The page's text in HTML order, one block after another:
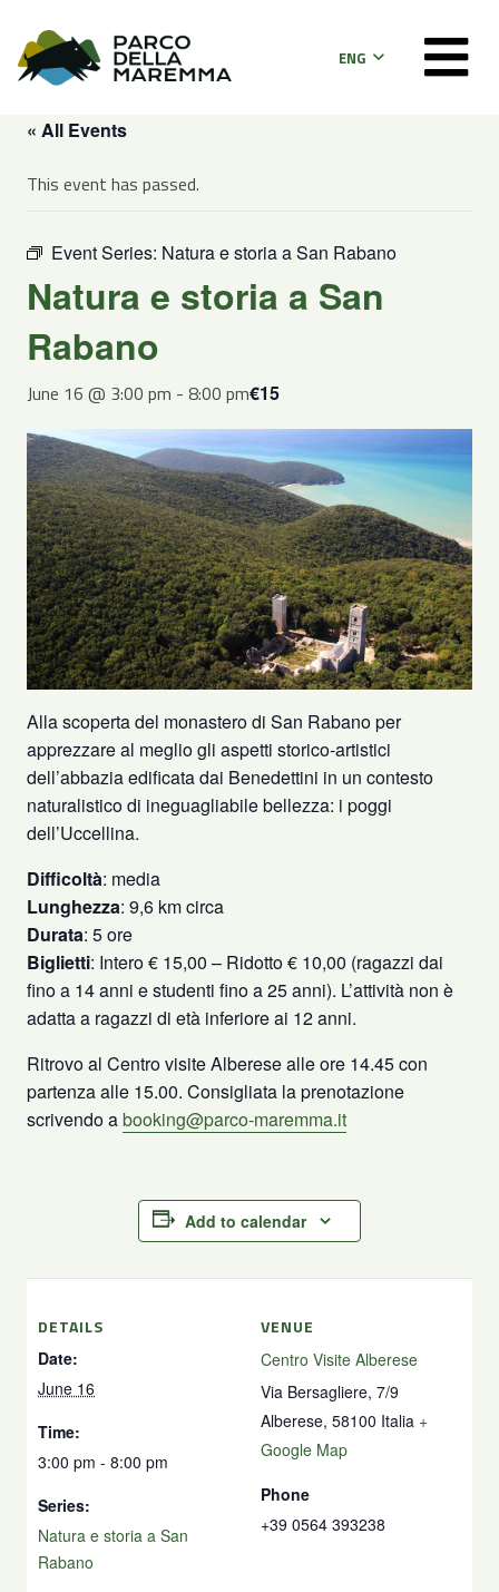
ENG
« All Events
This event has passed.
Event Series: Natura e storia a San Rabano
Natura e storia a San
Rabano
June 16 @ 3:00 pm - 8:00 pm€15
Alla scoperta del monastero di San Rabano per
apprezzare al meglio gli aspetti storico-artistici
dell’abbazia edificata dai Benedettini in un contesto
naturalistico di ineguagliabile bellezza: i poggi
dell’Uccellina.
Difficoltà: media
Lunghezza: 9,6 km circa
Durata: 5 ore
Biglietti: Intero € 15,00 – Ridotto € 10,00 (ragazzi dai
fino a 14 anni e studenti fino a 25 anni). L’attività non è
adatta a ragazzi di età inferiore ai 12 anni.
Ritrovo al Centro visite Alberese alle ore 14.45 con
partenza alle 15.00. Consigliata la prenotazione
scrivendo abooking@parco-maremma.it
Add to calendar
DETAILS
Date:
June 16
Time:
3:00 pm - 8:00 pm
Series:
Natura e storia a San
Rabano
VENUE
Centro Visite Alberese
Via Bersagliere, 7/9
Alberese, 58100 Italia +
Google Map
Phone
+39 0564 393238